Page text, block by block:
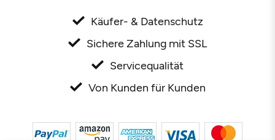
Käufer- & Datenschutz
Sichere Zahlung mit SSL
Servicequalität
Von Kunden für Kunden